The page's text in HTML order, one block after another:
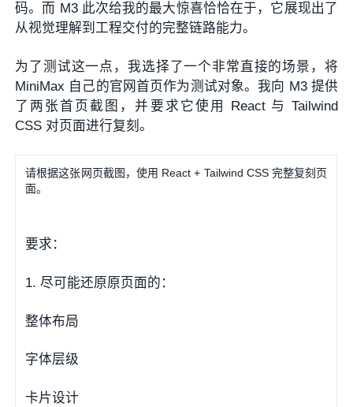
码。而 M3 此次给我的最大惊喜恰恰在于，它展现出了
从视觉理解到工程交付的完整链路能力。
为了测试这一点，我选择了一个非常直接的场景，将
MiniMax 自己的官网首页作为测试对象。我向 M3 提供
了两张首页截图，并要求它使用 React 与 Tailwind
CSS 对页面进行复刻。
请根据这张网页截图，使用 React + Tailwind CSS 完整复刻页
面。
要求：
1. 尽可能还原原页面的：
整体布局
字体层级
卡片设计